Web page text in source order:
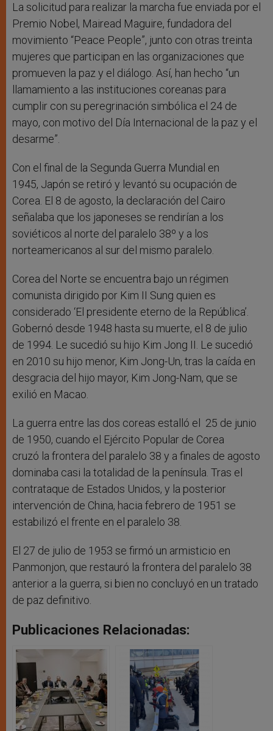
La solicitud para realizar la marcha fue enviada por el
Premio Nobel, Mairead Maguire, fundadora del
movimiento “Peace People”, junto con otras treinta
mujeres que participan en las organizaciones que
promueven la paz y el diálogo. Así, han hecho “un
llamamiento a las instituciones coreanas para
cumplir con su peregrinación simbólica el 24 de
mayo, con motivo del Día Internacional de la paz y el
desarme”.
Con el final de la Segunda Guerra Mundial en
1945, Japón se retiró y levantó su ocupación de
Corea. El 8 de agosto, la declaración del Cairo
señalaba que los japoneses se rendirían a los
soviéticos al norte del paralelo 38º y a los
norteamericanos al sur del mismo paralelo.
Corea del Norte se encuentra bajo un régimen
comunista dirigido por Kim II Sung quien es
considerado ‘El presidente eterno de la República’.
Gobernó desde 1948 hasta su muerte, el 8 de julio
de 1994. Le sucedió su hijo Kim Jong II. Le sucedió
en 2010 su hijo menor, Kim Jong-Un, tras la caída en
desgracia del hijo mayor, Kim Jong-Nam, que se
exilió en Macao.
La guerra entre las dos coreas estalló el 25 de junio
de 1950, cuando el Ejército Popular de Corea
cruzó la frontera del paralelo 38 y a finales de agosto
dominaba casi la totalidad de la península. Tras el
contrataque de Estados Unidos, y la posterior
intervención de China, hacia febrero de 1951 se
estabilizó el frente en el paralelo 38.
El 27 de julio de 1953 se firmó un armisticio en
Panmonjon, que restauró la frontera del paralelo 38
anterior a la guerra, si bien no concluyó en un tratado
de paz definitivo.
Publicaciones Relacionadas: